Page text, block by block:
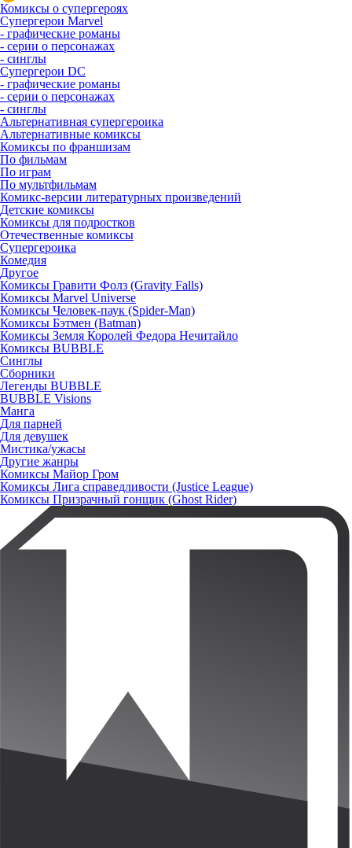
Комиксы о супергероях
Супергерои Marvel
- графические романы
- серии о персонажах
- синглы
Супергерои DC
- графические романы
- серии о персонажах
- синглы
Альтернативная супергероика
Альтернативные комиксы
Комиксы по франшизам
По фильмам
По играм
По мультфильмам
Комикс-версии литературных произведений
Детские комиксы
Комиксы для подростков
Отечественные комиксы
Супергероика
Комедия
Другое
Комиксы Гравити Фолз (Gravity Falls)
Комиксы Marvel Universe
Комиксы Человек-паук (Spider-Man)
Комиксы Бэтмен (Batman)
Комиксы Земля Королей Федора Нечитайло
Комиксы BUBBLE
Синглы
Сборники
Легенды BUBBLE
BUBBLE Visions
Манга
Для парней
Для девушек
Мистика/ужасы
Другие жанры
Комиксы Майор Гром
Комиксы Лига справедливости (Justice League)
Комиксы Призрачный гонщик (Ghost Rider)